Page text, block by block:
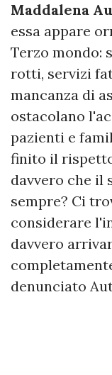
Maddalena
essa appare
Terzo mondo:
rotti, servizi
mancanza di
ostacolano
pazienti e
finito il
davvero che il
sempre? Ci
considerare
davvero
denunciato